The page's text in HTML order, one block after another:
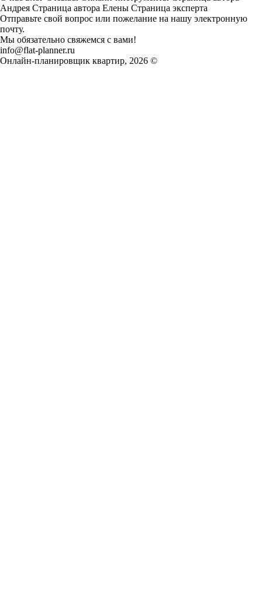
Андрея Страница автора Елены Страница эксперта
Отправьте свой вопрос или пожелание на нашу электронную
почту.
Мы обязательно свяжемся с вами!
info@flat-planner.ru
Онлайн-планировщик квартир, 2026 ©